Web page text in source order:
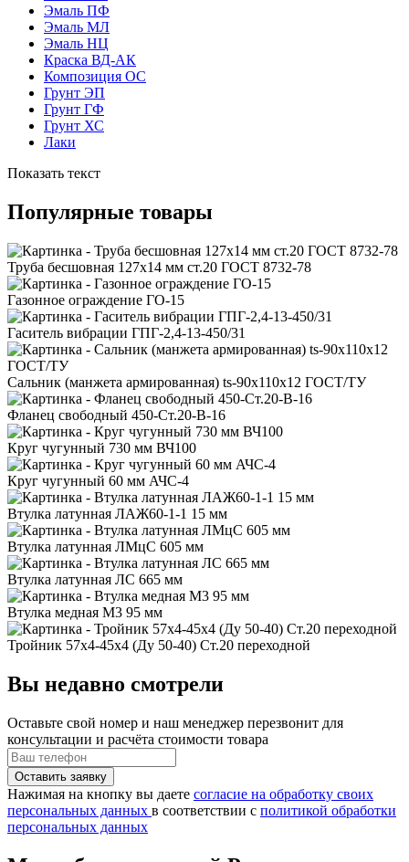
Эмаль ПФ
Эмаль МЛ
Эмаль НЦ
Краска ВД-АК
Композиция ОС
Грунт ЭП
Грунт ГФ
Грунт ХС
Лаки
Показать текст
Популярные товары
Труба бесшовная 127x14 мм ст.20 ГОСТ 8732-78
Газонное ограждение ГО-15
Гаситель вибрации ГПГ-2,4-13-450/31
Сальник (манжета армированная) ts-90x110x12 ГОСТ/ТУ
Фланец свободный 450-Ст.20-В-16
Круг чугунный 730 мм ВЧ100
Круг чугунный 60 мм АЧС-4
Втулка латунная ЛАЖ60-1-1 15 мм
Втулка латунная ЛМцС 605 мм
Втулка латунная ЛС 665 мм
Втулка медная М3 95 мм
Тройник 57x4-45x4 (Ду 50-40) Ст.20 переходной
Вы недавно смотрели
Оставьте свой номер и наш менеджер перезвонит для
консультации и расчёта стоимости товара
Нажимая на кнопку вы даете согласие на обработку своих
персональных данных в соответствии с политикой обработки
персональных данных